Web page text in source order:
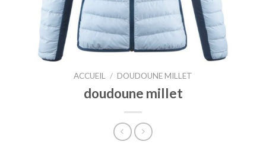
ACCUEIL / DOUDOUNE MILLET
doudoune millet